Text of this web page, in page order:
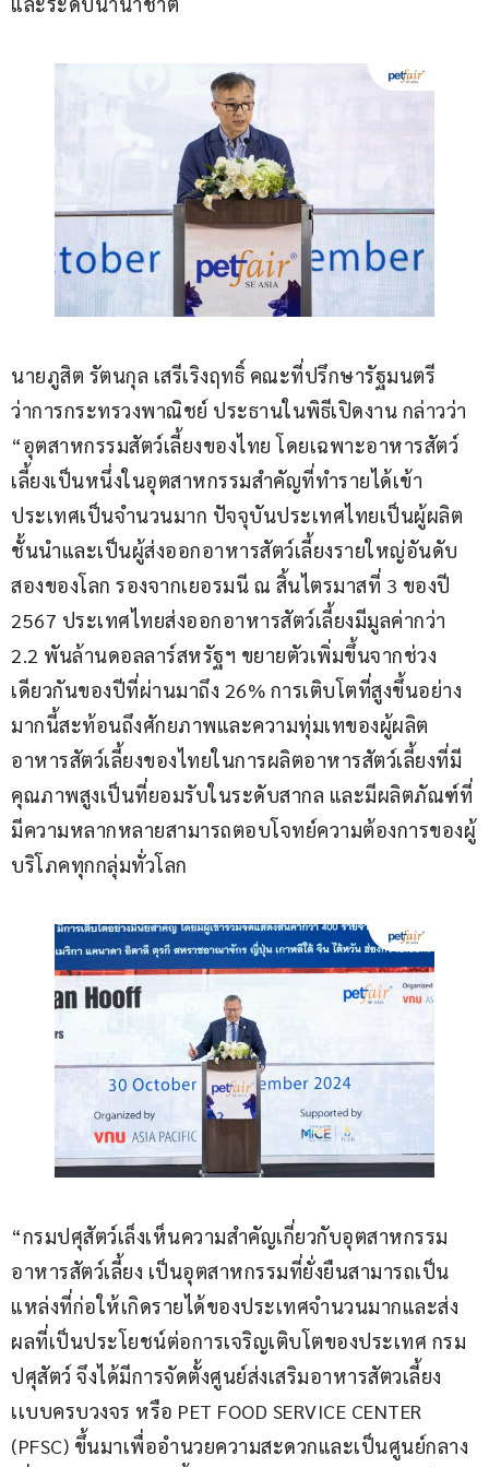
นายภูสิต รัตนกุล เสรีเริงฤทธิ์ คณะที่ปรึกษารัฐมนตรี
ว่าการกระทรวงพาณิชย์ ประธานในพิธีเปิดงาน กล่าวว่า
“อุตสาหกรรมสัตว์เลี้ยงของไทย โดยเฉพาะอาหารสัตว์
เลี้ยงเป็นหนึ่งในอุตสาหกรรมสำคัญที่ทำรายได้เข้า
ประเทศเป็นจำนวนมาก ปัจจุบันประเทศไทยเป็นผู้ผลิต
ชั้นนำและเป็นผู้ส่งออกอาหารสัตว์เลี้ยงรายใหญ่อันดับ
สองของโลก รองจากเยอรมนี ณ สิ้นไตรมาสที่ 3 ของปี
2567 ประเทศไทยส่งออกอาหารสัตว์เลี้ยงมีมูลค่ากว่า
2.2 พันล้านดอลลาร์สหรัฐฯ ขยายตัวเพิ่มขึ้นจากช่วง
เดียวกันของปีที่ผ่านมาถึง 26% การเติบโตที่สูงขึ้นอย่าง
มากนี้สะท้อนถึงศักยภาพและความทุ่มเทของผู้ผลิต
อาหารสัตว์เลี้ยงของไทยในการผลิตอาหารสัตว์เลี้ยงที่มี
คุณภาพสูงเป็นที่ยอมรับในระดับสากล และมีผลิตภัณฑ์ที่
มีความหลากหลายสามารถตอบโจทย์ความต้องการของผู้
บริโภคทุกกลุ่มทั่วโลก
“กรมปศุสัตว์เล็งเห็นความสำคัญเกี่ยวกับอุตสาหกรรม
อาหารสัตว์เลี้ยง เป็นอุตสาหกรรมที่ยั่งยืนสามารถเป็น
แหล่งที่ก่อให้เกิดรายได้ของประเทศจำนวนมากและส่ง
ผลที่เป็นประโยชน์ต่อการเจริญเติบโตของประเทศ กรม
ปศุสัตว์ จึงได้มีการจัดตั้งศูนย์ส่งเสริมอาหารสัตวเลี้ยง
เเบบครบวงจร หรือ PET FOOD SERVICE CENTER
(PFSC) ขึ้นมาเพื่ออำนวยความสะดวกและเป็นศูนย์กลาง